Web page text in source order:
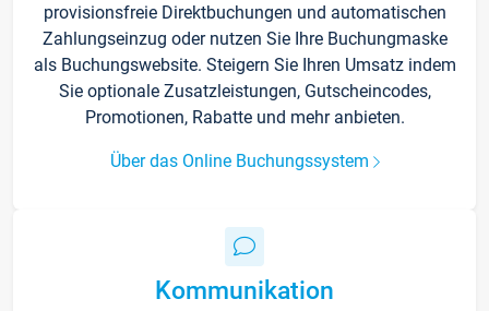
provisionsfreie Direktbuchungen und automatischen
Zahlungseinzug oder nutzen Sie Ihre Buchungmaske
als Buchungswebsite. Steigern Sie Ihren Umsatz indem
Sie optionale Zusatzleistungen, Gutscheincodes,
Promotionen, Rabatte und mehr anbieten.
Über das Online Buchungssystem
Kommunikation